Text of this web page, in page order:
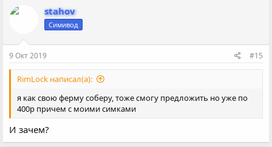
stahov
Симивод
9 Окт 2019 #15
RimLock написал(а):
я как свою ферму соберу, тоже смогу предложить но уже по
400р причем с моими симками
И зачем?